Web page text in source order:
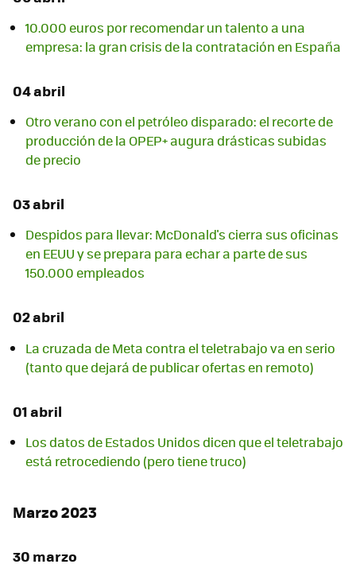
10.000 euros por recomendar un talento a una
empresa: la gran crisis de la contratación en España
04 abril
Otro verano con el petróleo disparado: el recorte de
producción de la OPEP+ augura drásticas subidas
de precio
03 abril
Despidos para llevar: McDonald's cierra sus oficinas
en EEUU y se prepara para echar a parte de sus
150.000 empleados
02 abril
La cruzada de Meta contra el teletrabajo va en serio
(tanto que dejará de publicar ofertas en remoto)
01 abril
Los datos de Estados Unidos dicen que el teletrabajo
está retrocediendo (pero tiene truco)
Marzo 2023
30 marzo